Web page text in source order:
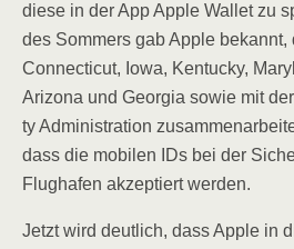
die­se in der App Apple Wal­let zu
des Som­mers gab Apple
Con­nec­ti­cut, Iowa, Ken­tu­cky,
Ari­zo­na und Geor­gia sowie mit
ty Admi­nis­tra­ti­on
dass die mobi­len IDs bei der
Flug­ha­fen akzep­tiert werden.
Jetzt wird deut­lich, dass Apple in